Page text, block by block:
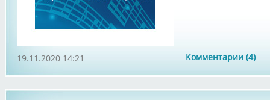
Комментарии (4)
19.11.2020 14:21